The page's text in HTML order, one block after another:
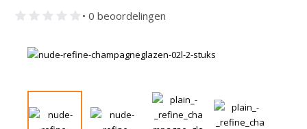
• 0 beoordelingen